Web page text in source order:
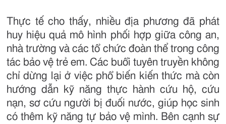
Thực tế cho thấy, nhiều địa phương đã phát
huy hiệu quả mô hình phối hợp giữa công an,
nhà trường và các tổ chức đoàn thể trong công
tác bảo vệ trẻ em. Các buổi tuyên truyền không
chỉ dừng lại ở việc phổ biến kiến thức mà còn
hướng dẫn kỹ năng thực hành cứu hộ, cứu
nạn, sơ cứu người bị đuối nước, giúp học sinh
có thêm kỹ năng tự bảo vệ mình. Bên cạnh sự